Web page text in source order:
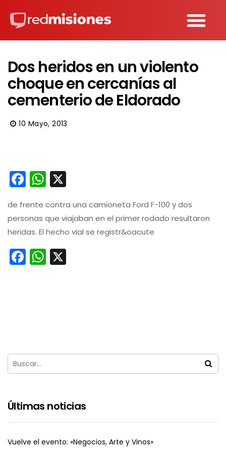
Dos heridos en un violento
choque en cercanías al
cementerio de Eldorado
10 Mayo, 2013
Facebook
WhatsApp
de frente contra una camioneta Ford F-100 y dos
personas que viajaban en el primer rodado resultaron
heridas. El hecho vial se registr&oacute
Facebook
WhatsApp
Últimas noticias
Vuelve el evento: «Negocios, Arte y Vinos»